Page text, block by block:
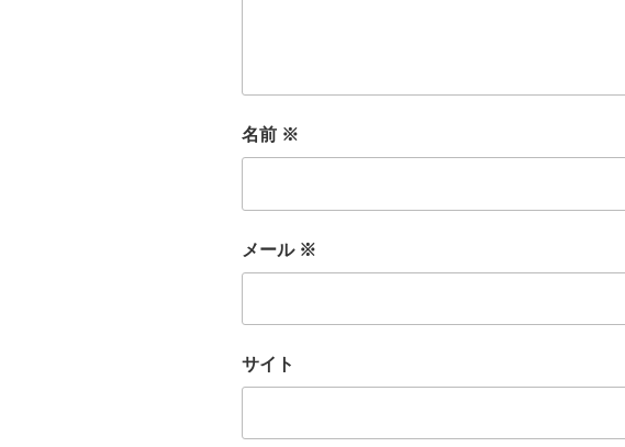
名前 ※
メール ※
サイト